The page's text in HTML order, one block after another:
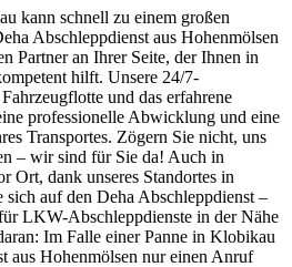
kann schnell zu einem großen
Abschleppdienst aus Hohenmölsen
Partner an Ihrer Seite, der Ihnen in
hilft. Unsere 24/7-
und das erfahrene
professionelle Abwicklung und eine
Transportes. Zögern Sie nicht, uns
– wir sind für Sie da! Auch in
Ort, dank unseres Standortes in
sich auf den Deha Abschleppdienst –
LKW-Abschleppdienste in der Nähe
Im Falle einer Panne in Klobikau
aus Hohenmölsen nur einen Anruf